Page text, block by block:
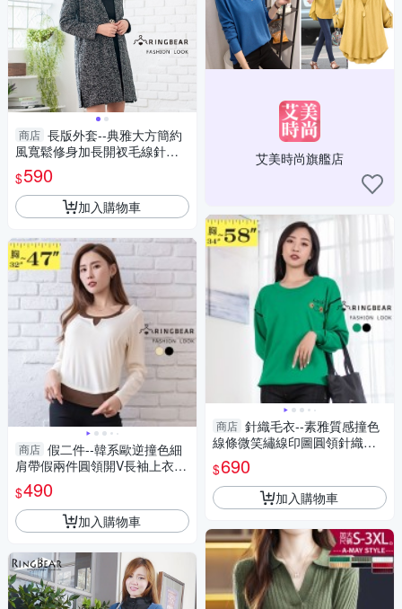
商店 長版外套--典雅大方簡約
風寬鬆修身加長開衩毛線針織
薄外套(灰L-3L)-J235眼圈熊中
大尺碼
$590
加入購物車
商店 假二件--韓系歐逆撞色細
肩帶假兩件圓領開V長袖上衣
(黑.杏M-3L)-X587眼圈熊中大
尺碼
$490
加入購物車
艾美時尚旗艦店
商店 針織毛衣--素雅質感撞色
線條微笑繡線印圖圓領針織上
衣(黑.綠L-5L)-X583眼圈熊中大
尺碼
$690
加入購物車